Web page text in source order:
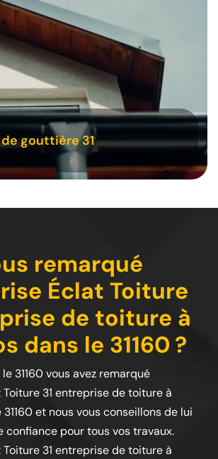
gouttière 31
remarqué
Éclat Toiture
de toiture à
dans le 31160 ?
31160 vous avez remarqué
31 entreprise de toiture à
et nous vous conseillons de lui
confiance pour tous vos travaux.
31 entreprise de toiture à